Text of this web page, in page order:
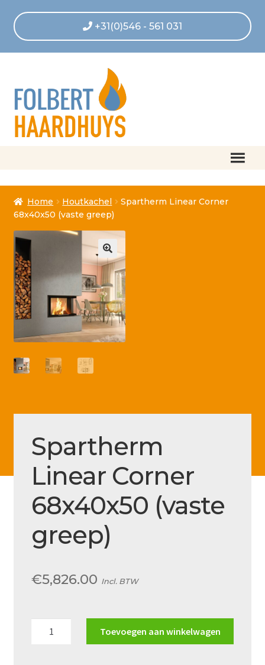
+31(0)546 - 561 031
Afrekenen
Algemene voorwaarden
Betaling geannuleerd
Betaling voltooid
Blog
FAQ
Klantenservice
Betaalmethode
Over ons
Ons team
Retouren – Geschillen – Garantie
Home Houtkachel
Spartherm Linear Corner
68x40x50 (vaste greep)
Spartherm
Linear Corner
68x40x50 (vaste
greep)
€5,826.00 Incl. BTW
Toevoegen aan winkelwagen